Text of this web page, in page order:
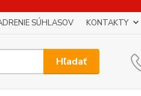
SÚHLASOV KONTAKTY
Hľadať